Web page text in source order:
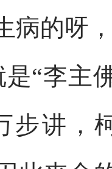
病的呀
“李主
步讲，